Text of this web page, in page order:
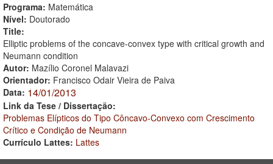
Programa: Matemática
Nível: Doutorado
Title:
Elliptic problems of the concave-convex type with critical growth and
Neumann condition
Autor: Mazílio Coronel Malavazi
Orientador: Francisco Odair Vieira de Paiva
Data: 14/01/2013
Link da Tese / Dissertação:
Problemas Elípticos do Tipo Côncavo-Convexo com Crescimento
Crítico e Condição de Neumann
Currículo Lattes: Lattes